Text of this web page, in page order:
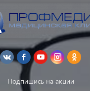
Подпишись на акции